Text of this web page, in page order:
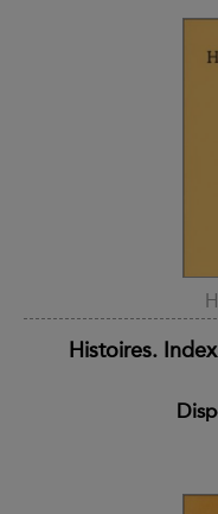
Histoires.